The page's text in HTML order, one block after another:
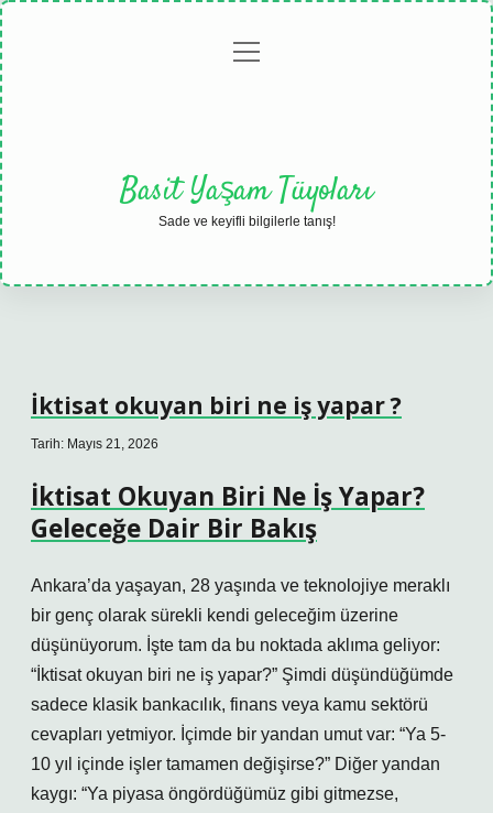
Gizlilikmenüyü
Basit Yaşam Tüyoları
Sade ve keyifli bilgilerle tanış!
İktisat okuyan biri ne iş yapar ?
Tarih: Mayıs 21, 2026
İktisat Okuyan Biri Ne İş Yapar?
Geleceğe Dair Bir Bakış
Ankara’da yaşayan, 28 yaşında ve teknolojiye meraklı
bir genç olarak sürekli kendi geleceğim üzerine
düşünüyorum. İşte tam da bu noktada aklıma geliyor:
“İktisat okuyan biri ne iş yapar?” Şimdi düşündüğümde
sadece klasik bankacılık, finans veya kamu sektörü
cevapları yetmiyor. İçimde bir yandan umut var: “Ya 5-
10 yıl içinde işler tamamen değişirse?” Diğer yandan
kaygı: “Ya piyasa öngördüğümüz gibi gitmezse,